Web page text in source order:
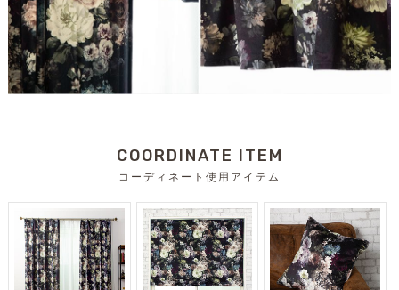
COORDINATE ITEM
コーディネート使用アイテム